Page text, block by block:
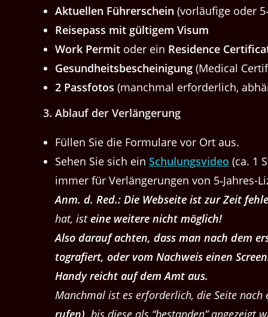
Aktuellen Führerschein (vor­läu­fige oder
Reisep­a­ss mit gültigem Visum
Work Per­mit oder ein Res­i­dence
Gesund­heits­bescheini­gung (Med­ical
2 Pass­fo­tos (manch­mal erforder­lich,
3. Ablauf der Verlängerung
Füllen Sie die For­mu­la­re vor Ort aus.
Sehen Sie sich ein Schu­lungsvideo (ca. 1
immer für Ver­längerun­gen von 5‑Jahres-
Anm. d. Red.: Die Web­seite ist zur Zeit
hat, isteine weit­ere nicht möglich!
Also darauf acht­en, dass man nach dem
tografiert, oder vom Nach­weis einen
Handy reicht auf dem Amt aus.
Manch­mal ist es erforder­lich, die Seite nach
rufen), bis diese als ​“bestanden” angezeigt